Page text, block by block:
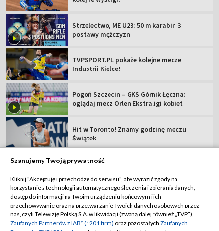
Strzelectwo, ME U23: 50 m karabin 3
postawy mężczyzn
TVPSPORT.PL pokaże kolejne mecze
Industrii Kielce!
Pogoń Szczecin – GKS Górnik Łęczna:
oglądaj mecz Orlen Ekstraligi kobiet
Hit w Toronto! Znamy godzinę meczu
Świątek
TVP
Abonament TVP
Sklep TVP
Regulamin TVP
Polityka prywatności
Szanujemy Twoją prywatność
Kliknij "Akceptuję i przechodzę do serwisu", aby wyrazić zgody na
korzystanie z technologii automatycznego śledzenia i zbierania danych,
dostęp do informacji na Twoim urządzeniu końcowym i ich
przechowywanie oraz na przetwarzanie Twoich danych osobowych przez
nas, czyli Telewizję Polską S.A. w likwidacji (zwaną dalej również „TVP”),
Zaufanych Partnerów z IAB* (1201 firm) oraz pozostałych Zaufanych